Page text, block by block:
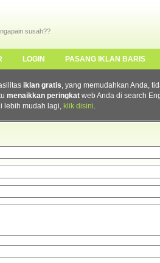
susah??
LOGIN PASANG IKLAN BARIS
iklan gratis, yang memudahkan Anda,
menaikkan peringkat web Anda di search
lebih mudah lagi, klik disini.